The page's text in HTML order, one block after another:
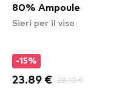
80% Ampoule
Sieri per il viso
-15%
23.89 € 28.10 €